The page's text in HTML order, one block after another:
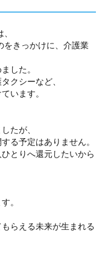
をきっかけに、介護業
した。
クシーなど、
います。
たが、
る予定はありません。
とりへ還元したいから
。
らえる未来が生まれる